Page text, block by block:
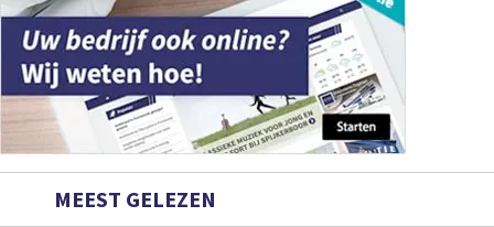
MEEST GELEZEN